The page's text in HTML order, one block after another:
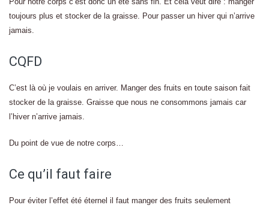
toujours plus et stocker de la graisse. Pour passer un hiver qui n’arrive
jamais.
CQFD
C’est là où je voulais en arriver. Manger des fruits en toute saison fait
stocker de la graisse. Graisse que nous ne consommons jamais car
l’hiver n’arrive jamais.
Du point de vue de notre corps…
Ce qu’il faut faire
Pour éviter l’effet été éternel il faut manger des fruits seulement